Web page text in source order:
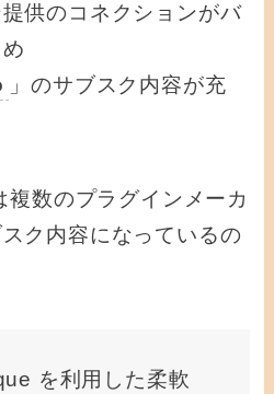
供のコネクションがバ
」のサブスク内容が充
数のプラグインメーカ
ク内容になっているの
を利用した柔軟